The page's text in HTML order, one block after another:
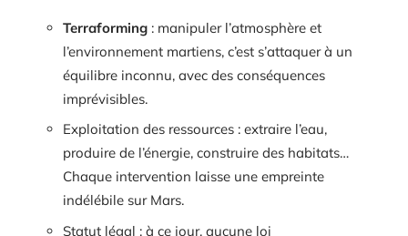
Terraforming : manipuler l’atmosphère et
l’environnement martiens, c’est s’attaquer à un
équilibre inconnu, avec des conséquences
imprévisibles.
Exploitation des ressources : extraire l’eau,
produire de l’énergie, construire des habitats…
Chaque intervention laisse une empreinte
indélébile sur Mars.
Statut légal : à ce jour, aucune loi